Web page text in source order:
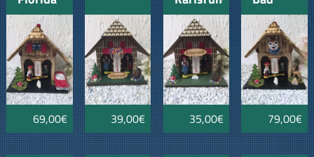
mit US
Car
Cabrio
69,00€
Nordstetten"
39,00€ 35,00€
Dürrheim"
Eichhörnle
Puschl
79,00€